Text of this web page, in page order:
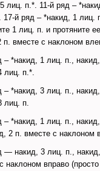
лиц. п.*. 11-й ряд –
17-й ряд – *накид, 1 лиц.
1 лиц. п. и протяните
п. вместе с наклоном
– *накид, 1 лиц. п.,
лиц. п.*.
– *накид, 3 лиц. п.,
лиц. п.
– *накид, 1 лиц. п.,
2 п. вместе с наклоном
— накид, 3 лиц. п.,
наклоном вправо